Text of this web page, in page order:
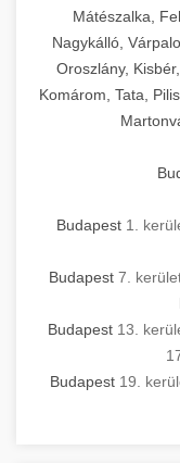
Mátészalka,
Nagykálló,
Oroszlány,
Komárom, Tata,
Budapest 1.
Budapest 7.
Budapest 13.
Budapest 19.